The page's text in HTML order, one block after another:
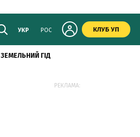
УКР РОС КЛУБ УП
ЗЕМЕЛЬНИЙ ГІД
РЕКЛАМА: